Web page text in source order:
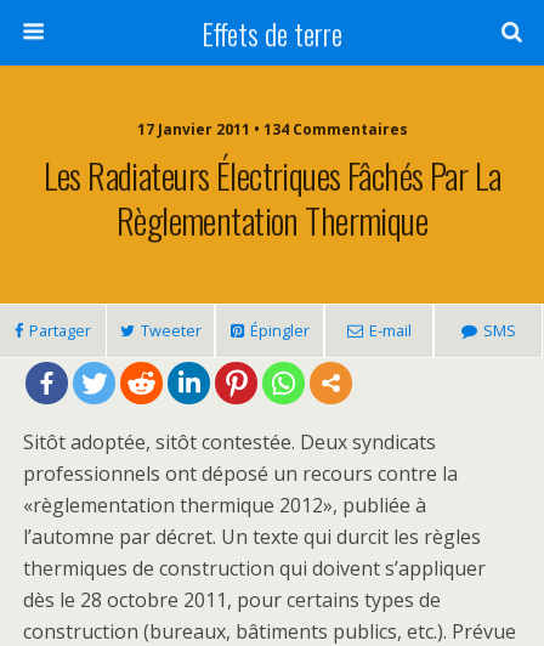
Effets de terre
17 Janvier 2011 • 134 Commentaires
Les Radiateurs Électriques Fâchés Par La
Règlementation Thermique
Partager Tweeter Épingler E-mail SMS
Sitôt adoptée, sitôt contestée. Deux syndicats
professionnels ont déposé un recours contre la
«règlementation thermique 2012», publiée à
l’automne par décret. Un texte qui durcit les règles
thermiques de construction qui doivent s’appliquer
dès le 28 octobre 2011, pour certains types de
construction (bureaux, bâtiments publics, etc.). Prévue